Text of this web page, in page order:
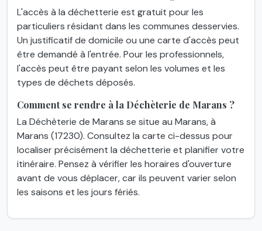
L'accès à la déchetterie est gratuit pour les
particuliers résidant dans les communes desservies.
Un justificatif de domicile ou une carte d'accès peut
être demandé à l'entrée. Pour les professionnels,
l'accès peut être payant selon les volumes et les
types de déchets déposés.
Comment se rendre à la Déchèterie de Marans ?
La Déchèterie de Marans se situe au Marans, à
Marans (17230). Consultez la carte ci-dessus pour
localiser précisément la déchetterie et planifier votre
itinéraire. Pensez à vérifier les horaires d'ouverture
avant de vous déplacer, car ils peuvent varier selon
les saisons et les jours fériés.